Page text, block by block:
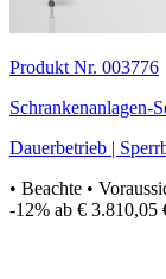
Produkt Nr. 003776
Schrankenanlagen-
Dauerbetrieb |
• Beachte •
-12% ab € 3.810,05